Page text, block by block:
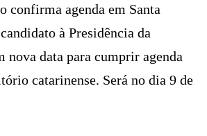
confirma agenda em Santa
à Presidência da
nova data para cumprir agenda
catarinense. Será no dia 9 de